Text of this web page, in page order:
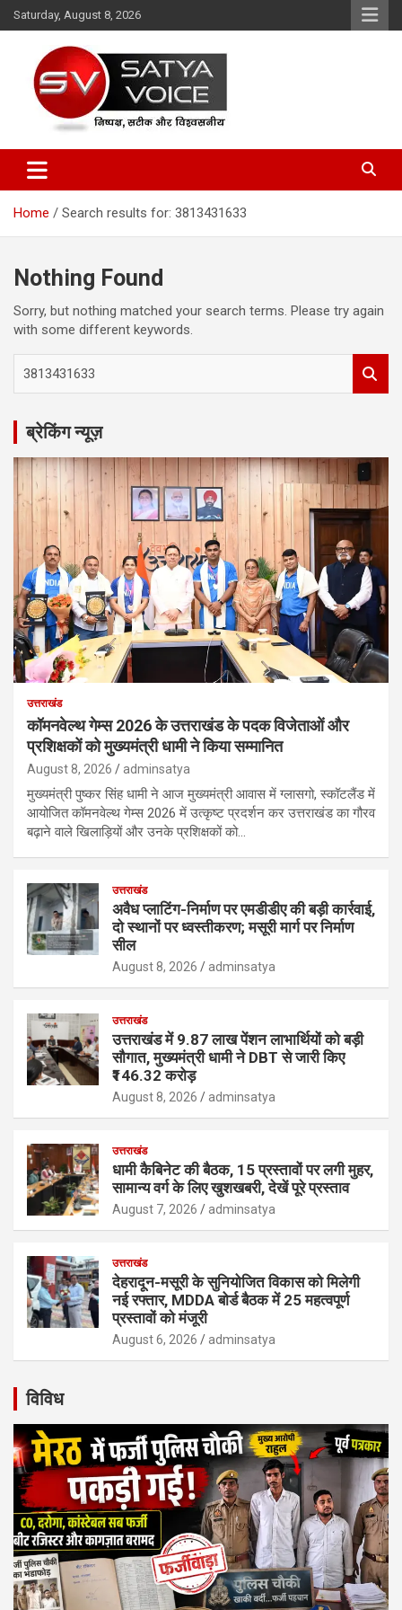
Skip
to
Saturday, August 8, 2026
Satya Voice
Home Search results for: 3813431633
Nothing Found
Sorry, but nothing matched your search terms. Please try again
with some different keywords.
r
h
ब्रेकिंग न्यूज़
उत्तराखंड
कॉमनवेल्थ गेम्स 2026 के उत्तराखंड के पदक विजेताओं और
प्रशिक्षकों को मुख्यमंत्री धामी ने किया सम्मानित
August 8, 2026 adminsatya
मुख्यमंत्री पुष्कर सिंह धामी ने आज मुख्यमंत्री आवास में ग्लासगो, स्कॉटलैंड में
आयोजित कॉमनवेल्थ गेम्स 2026 में उत्कृष्ट प्रदर्शन कर उत्तराखंड का गौरव
बढ़ाने वाले खिलाड़ियों और उनके प्रशिक्षकों को…
उत्तराखंड
अवैध प्लाटिंग-निर्माण पर एमडीडीए की बड़ी कार्रवाई,
दो स्थानों पर ध्वस्तीकरण; मसूरी मार्ग पर निर्माण
सील
August 8, 2026 adminsatya
उत्तराखंड
उत्तराखंड में 9.87 लाख पेंशन लाभार्थियों को बड़ी
सौगात, मुख्यमंत्री धामी ने DBT से जारी किए
₹146.32 करोड़
August 8, 2026 adminsatya
उत्तराखंड
धामी कैबिनेट की बैठक, 15 प्रस्तावों पर लगी मुहर,
सामान्य वर्ग के लिए खुशखबरी, देखें पूरे प्रस्ताव
August 7, 2026 adminsatya
उत्तराखंड
देहरादून-मसूरी के सुनियोजित विकास को मिलेगी
नई रफ्तार, MDDA बोर्ड बैठक में 25 महत्वपूर्ण
प्रस्तावों को मंजूरी
August 6, 2026 adminsatya
विविध